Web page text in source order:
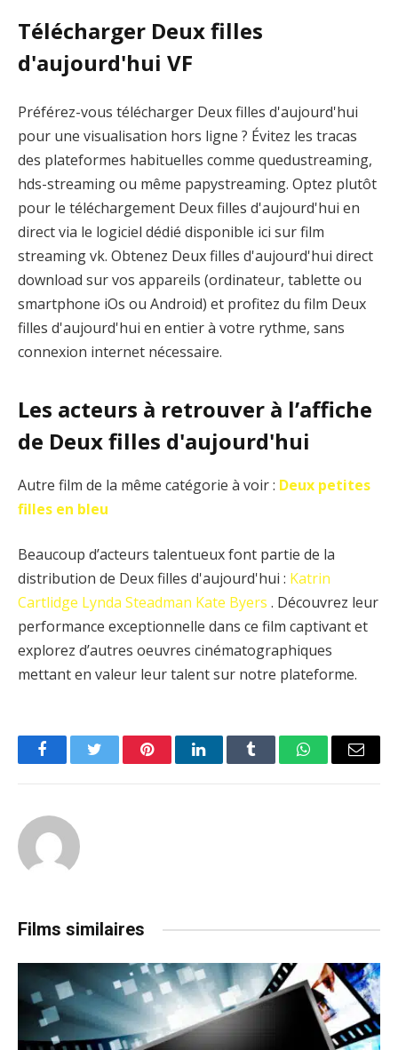
Télécharger Deux filles
d'aujourd'hui VF
Préférez-vous télécharger Deux filles d'aujourd'hui
pour une visualisation hors ligne ? Évitez les tracas
des plateformes habituelles comme quedustreaming,
hds-streaming ou même papystreaming. Optez plutôt
pour le téléchargement Deux filles d'aujourd'hui en
direct via le logiciel dédié disponible ici sur film
streaming vk. Obtenez Deux filles d'aujourd'hui direct
download sur vos appareils (ordinateur, tablette ou
smartphone iOs ou Android) et profitez du film Deux
filles d'aujourd'hui en entier à votre rythme, sans
connexion internet nécessaire.
Les acteurs à retrouver à l’affiche
de Deux filles d'aujourd'hui
Autre film de la même catégorie à voir : Deux petites
filles en bleu
Beaucoup d’acteurs talentueux font partie de la
distribution de Deux filles d'aujourd'hui : Katrin
Cartlidge Lynda Steadman Kate Byers . Découvrez leur
performance exceptionnelle dans ce film captivant et
explorez d’autres oeuvres cinématographiques
mettant en valeur leur talent sur notre plateforme.
FacebookTwitter PinterestLinkedInTumblr WhatsAppEmail
Films similaires